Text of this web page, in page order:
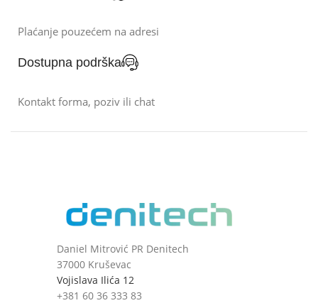
Plaćanje pouzećem na adresi
Dostupna podrška
Kontakt forma, poziv ili chat
Daniel Mitrović PR Denitech
37000 Kruševac
Vojislava Ilića 12
+381 60 36 333 83